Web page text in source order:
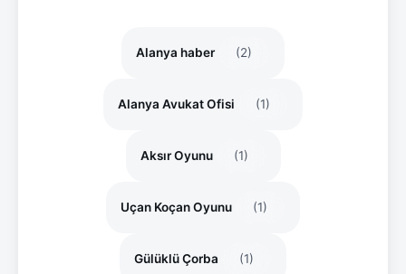
Alanya haber (2)
Alanya Avukat Ofisi (1)
Aksır Oyunu (1)
Uçan Koçan Oyunu (1)
Gülüklü Çorba (1)